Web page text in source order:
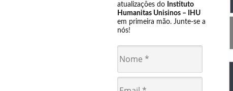
atualizações do Instituto
Humanitas Unisinos – IHU
em primeira mão. Junte-se a
nós!